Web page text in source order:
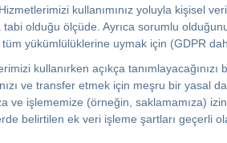
kullanımınız yoluyla kişisel
olduğu ölçüde. Ayrıca sorumlu
yükümlülüklerine uymak için (GDPR
kullanırken açıkça tanımlayacağınızı
ve transfer etmek için meşru bir yasal
ve işlememize (örneğin, saklamamıza)
belirtilen ek veri işleme şartları geçerli